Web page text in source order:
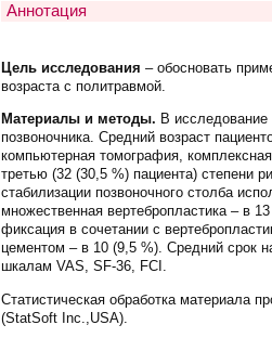
Аннотация
Цель исследования – обосновать
возраста с политравмой.
Материалы и методы. В исследование
позвоночника. Средний возраст
компьютерная томография,
третью (32 (30,5 %) пациента) степени
стабилизации позвоночного столба
множественная вертебропластика – в
фиксация в сочетании с
цементом – в 10 (9,5 %). Средний срок
шкалам VAS, SF-36, FCI.
Статистическая обработка материала
(StatSoft Inc.,USA).